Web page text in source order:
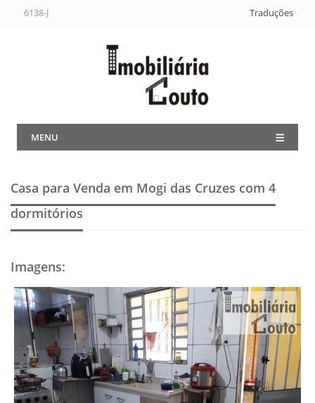
6138-J Traduções
MENU
Casa para Venda em Mogi das Cruzes com 4
dormitórios
Imagens: